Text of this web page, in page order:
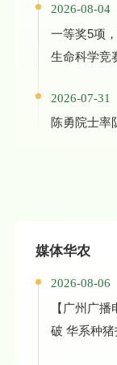
2026-08-04
一等奖5项
生命科学竞
2026-07-31
陈勇院士率
媒体华农
2026-08-06
【广州广
破 华系种